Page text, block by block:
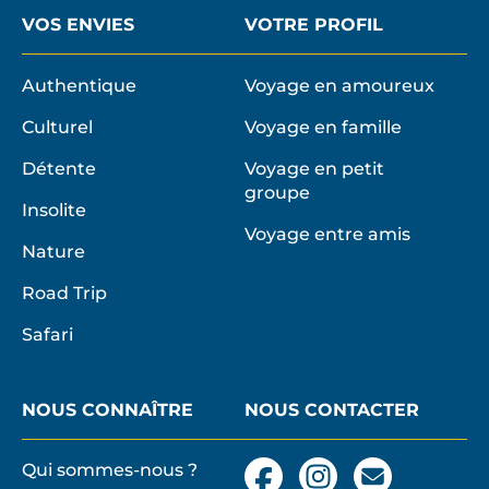
VOS ENVIES
Authentique
Culturel
Détente
Insolite
Nature
Road Trip
Safari
VOTRE PROFIL
Voyage en amoureux
Voyage en famille
Voyage en petit
groupe
Voyage entre amis
NOUS CONNAÎTRE
Qui sommes-nous ?
NOUS CONTACTER
FacebookInstagram
Nous